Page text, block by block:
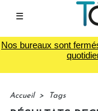
☰
Nos bureaux sont
Accueil > Tags